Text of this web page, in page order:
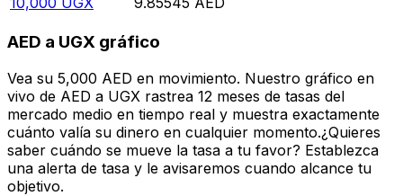
AED a UGX gráfico
Vea su 5,000 AED en movimiento. Nuestro gráfico en
vivo de AED a UGX rastrea 12 meses de tasas del
mercado medio en tiempo real y muestra exactamente
cuánto valía su dinero en cualquier momento.¿Quieres
saber cuándo se mueve la tasa a tu favor? Establezca
una alerta de tasa y le avisaremos cuando alcance tu
objetivo.